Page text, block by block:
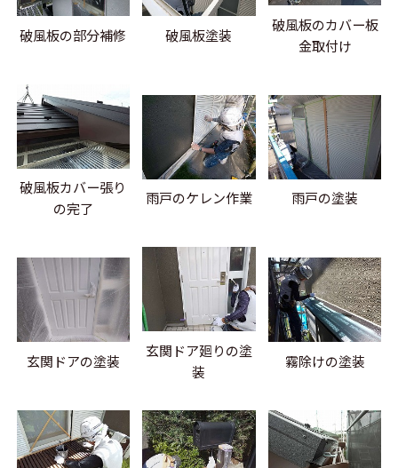
破風板の部分補修 破風板塗装
破風板のカバー板
金取付け
破風板カバー張り
の完了
雨戸のケレン作業 雨戸の塗装
玄関ドアの塗装
玄関ドア廻りの塗
装
霧除けの塗装